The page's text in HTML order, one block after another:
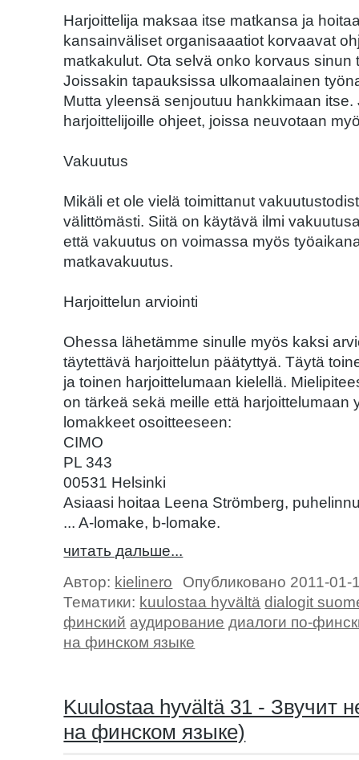
Harjoittelija maksaa itse matkansa ja
kansainväliset organisaaatiot korvaavat
matkakulut. Ota selvä onko korvaus
Joissakin tapauksissa ulkomaalainen
Mutta yleensä senjoutuu hankkimaan
harjoittelijoille ohjeet, joissa neuvotaan
Vakuutus
Mikäli et ole vielä toimittanut
välittömästi. Siitä on käytävä ilmi
että vakuutus on voimassa myös
matkavakuutus.
Harjoittelun arviointi
Ohessa lähetämme sinulle myös kaksi
täytettävä harjoittelun päätyttyä. Täytä
ja toinen harjoittelumaan kielellä.
on tärkeä sekä meille että harjoittelumaan
lomakkeet osoitteeseen:
CIMO
PL 343
00531 Helsinki
Asiaasi hoitaa Leena Strömberg,
... A-lomake, b-lomake.
читать дальше...
Автор: kielinero
Опубликовано 2011-01-
Тематики: kuulostaa hyvältä dialogit
финский аудирование диалоги по-
на финском языке
Kuulostaa hyvältä 31 - Звучит
на финском языке)